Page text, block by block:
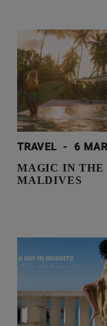
TRAVEL - 6
MAGIC IN THE
MALDIVES